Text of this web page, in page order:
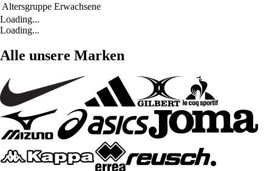
Altersgruppe Erwachsene
Loading...
Loading...
Alle unsere Marken